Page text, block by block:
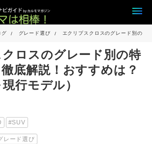
グ グレード選び エクリプスクロスのグレード別の特
ロスのグレード別の特
底解説！おすすめは？
現行モデル）
SUV
レード選び